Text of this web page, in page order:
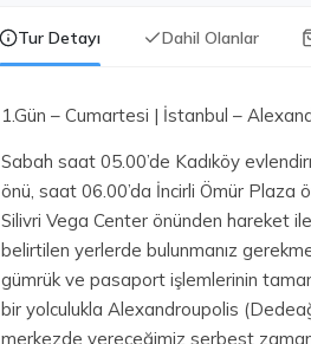
Tur Detayı Dahil Olanlar
1.Gün – Cumartesi | İstanbul –
Sabah saat 05.00’de Kadıköy
önü, saat 06.00’da İncirli Ömür Plaza
Silivri Vega Center önünden hareket
belirtilen yerlerde bulunmanız
gümrük ve pasaport işlemlerinin
bir yolculukla Alexandroupolis
merkezde vereceğimiz serbest